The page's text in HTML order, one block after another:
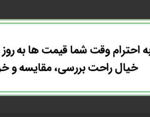
اولین نفری
احترام وقت شما قیمت ها به
خیال راحت بررسی، مقایسه و